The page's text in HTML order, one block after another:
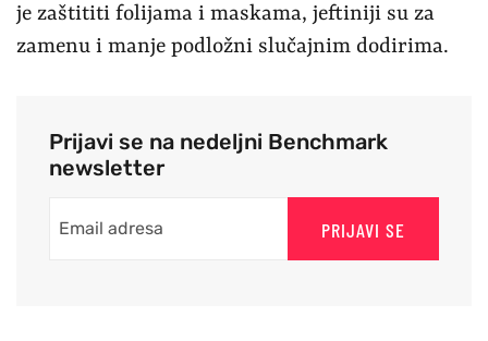
je zaštititi folijama i maskama, jeftiniji su za
zamenu i manje podložni slučajnim dodirima.
Prijavi se na nedeljni Benchmark
newsletter
PRIJAVI SE